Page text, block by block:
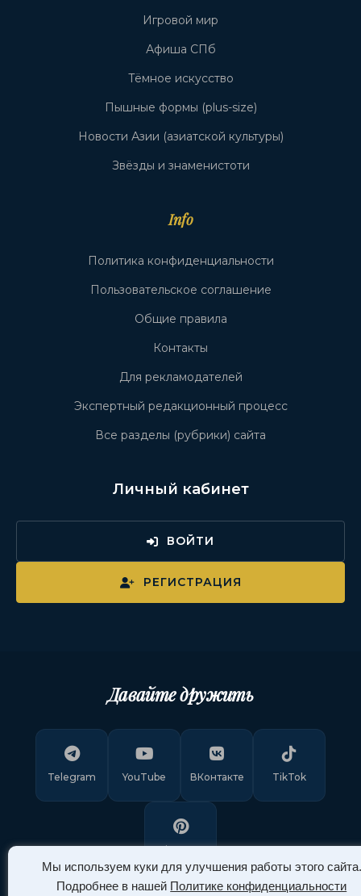
Мы используем куки для улучшения работы этого сайта.
Подробнее в нашей Политике конфиденциальности
Игровой мир
Афиша СПб
Тёмное искусство
Пышные формы (plus-size)
Новости Азии (азиатской культуры)
Звёзды и знаменистоти
Info
Политика конфиденциальности
Пользовательское соглашение
Общие правила
Контакты
Для рекламодателей
Экспертный редакционный процесс
Все разделы (рубрики) сайта
Личный кабинет
ВОЙТИ
РЕГИСТРАЦИЯ
Давайте дружить
Telegram YouTube ВКонтакте TikTok
Pinterest